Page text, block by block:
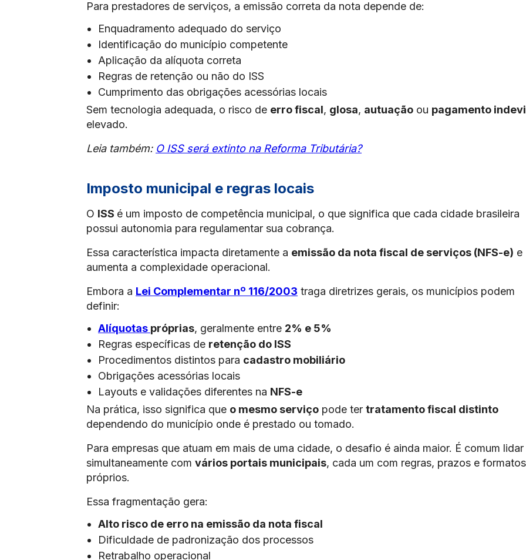
Para prestadores de serviços, a emissão correta da nota depende de:
Enquadramento adequado do serviço
Identificação do município competente
Aplicação da alíquota correta
Regras de retenção ou não do ISS
Cumprimento das obrigações acessórias locais
Sem tecnologia adequada, o risco de erro fiscal, glosa, autuação ou pagamento
elevado.
Leia também: O ISS será extinto na Reforma Tributária?
Imposto municipal e regras locais
O ISS é um imposto de competência municipal, o que significa que cada cidade brasileira
possui autonomia para regulamentar sua cobrança.
Essa característica impacta diretamente a emissão da nota fiscal de serviços (NFS-e) e
aumenta a complexidade operacional.
Embora a Lei Complementar nº 116/2003 traga diretrizes gerais, os municípios podem
definir:
Alíquotas próprias, geralmente entre 2% e 5%
Regras específicas de retenção do ISS
Procedimentos distintos para cadastro mobiliário
Obrigações acessórias locais
Layouts e validações diferentes na NFS-e
Na prática, isso significa que o mesmo serviço pode ter tratamento fiscal distinto
dependendo do município onde é prestado ou tomado.
Para empresas que atuam em mais de uma cidade, o desafio é ainda maior. É comum lidar
simultaneamente com vários portais municipais, cada um com regras, prazos e formatos
próprios.
Essa fragmentação gera:
Alto risco de erro na emissão da nota fiscal
Dificuldade de padronização dos processos
Retrabalho operacional